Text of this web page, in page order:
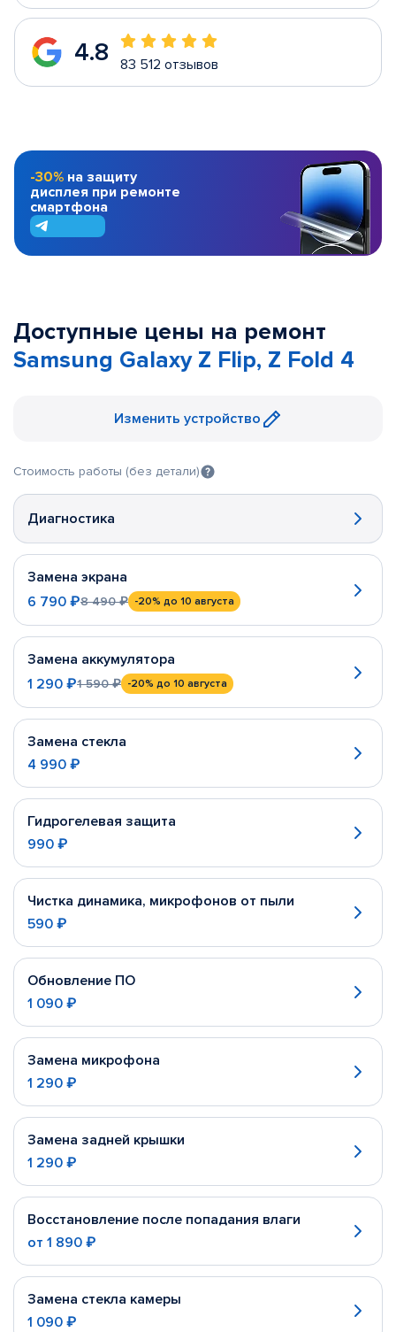
4.8 83 512 отзывов
-30% на защиту
дисплея при ремонте
смартфона
Доступные цены на ремонт
Samsung Galaxy Z Flip, Z Fold 4
Изменить устройство
Стоимость работы (без детали)
Диагностика
Замена экрана
6 790 ₽8 490 ₽ -20% до 10 августа
Замена аккумулятора
1 290 ₽1 590 ₽ -20% до 10 августа
Замена стекла
4 990 ₽
Гидрогелевая защита
990 ₽
Чистка динамика, микрофонов от пыли
590 ₽
Обновление ПО
1 090 ₽
Замена микрофона
1 290 ₽
Замена задней крышки
1 290 ₽
Восстановление после попадания влаги
от 1 890 ₽
Замена стекла камеры
1 090 ₽